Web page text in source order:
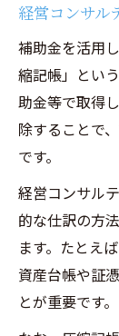
経営コンサル
補助金を活用
縮記帳」とい
助金等で取得
除することで
です。
経営コンサル
的な仕訳の方
ます。たとえ
資産台帳や証
とが重要です。